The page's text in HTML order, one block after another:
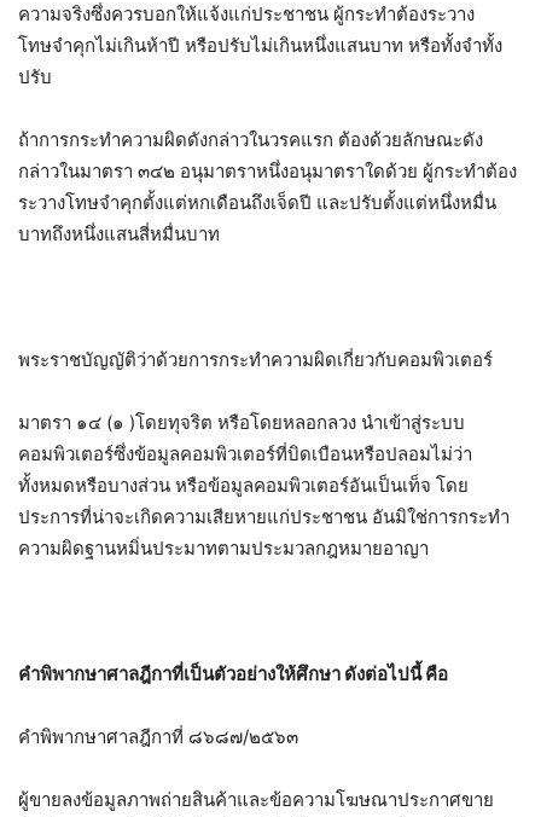
ความจริงซึ่งควรบอกให้แจ้งแก่ประชาชน ผู้กระทำต้องระวาง
โทษจำคุกไม่เกินห้าปี หรือปรับไม่เกินหนึ่งแสนบาท หรือทั้งจำทั้ง
ปรับ
ถ้าการกระทำความผิดดังกล่าวในวรคแรก ต้องด้วยลักษณะดัง
กล่าวในมาตรา ๓๔๒ อนุมาตราหนึ่งอนุมาตราใดด้วย ผู้กระทำต้อง
ระวางโทษจำคุกตั้งแต่หกเดือนถึงเจ็ดปี และปรับตั้งแต่หนึ่งหมื่น
บาทถึงหนึ่งแสนสี่หมื่นบาท
พระราชบัญญัติว่าด้วยการกระทำความผิดเกี่ยวกับคอมพิวเตอร์
มาตรา ๑๔ (๑ )โดยทุจริต หรือโดยหลอกลวง นําเข้าสู่ระบบ
คอมพิวเตอร์ซึ่งข้อมูลคอมพิวเตอร์ที่บิดเบือนหรือปลอมไม่ว่า
ทั้งหมดหรือบางส่วน หรือข้อมูลคอมพิวเตอร์อันเป็นเท็จ โดย
ประการที่น่าจะเกิดความเสียหายแก่ประชาชน อันมิใช่การกระทํา
ความผิดฐานหมิ่นประมาทตามประมวลกฎหมายอาญา
คำพิพากษาศาลฎีกาที่เป็นตัวอย่างให้ศึกษา ดังต่อไปนี้ คือ
คำพิพากษาศาลฎีกาที่ ๘๖๘๗/๒๕๖๓
ผู้ขายลงข้อมูลภาพถ่ายสินค้าและข้อความโฆษณาประกาศขาย